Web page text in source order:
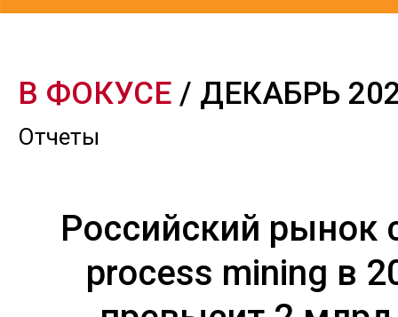
В ФОКУСЕ / ДЕКАБРЬ
Отчеты
Российский рынок
process mining в